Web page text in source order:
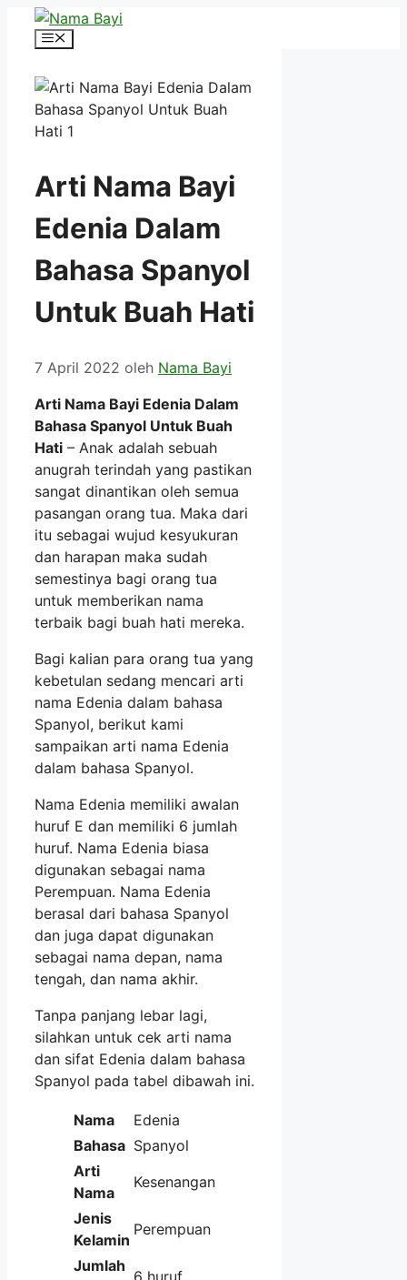
Langsung
Menu
Arti Nama Bayi
Edenia Dalam
Bahasa Spanyol
Untuk Buah Hati
7 April 2022 oleh Nama Bayi
Arti Nama Bayi Edenia Dalam
Bahasa Spanyol Untuk Buah
Hati – Anak adalah sebuah
anugrah terindah yang pastikan
sangat dinantikan oleh semua
pasangan orang tua. Maka dari
itu sebagai wujud kesyukuran
dan harapan maka sudah
semestinya bagi orang tua
untuk memberikan nama
terbaik bagi buah hati mereka.
Bagi kalian para orang tua yang
kebetulan sedang mencari arti
nama Edenia dalam bahasa
Spanyol, berikut kami
sampaikan arti nama Edenia
dalam bahasa Spanyol.
Nama Edenia memiliki awalan
huruf E dan memiliki 6 jumlah
huruf. Nama Edenia biasa
digunakan sebagai nama
Perempuan. Nama Edenia
berasal dari bahasa Spanyol
dan juga dapat digunakan
sebagai nama depan, nama
tengah, dan nama akhir.
Tanpa panjang lebar lagi,
silahkan untuk cek arti nama
dan sifat Edenia dalam bahasa
Spanyol pada tabel dibawah ini.
Nama
Edenia
Bahasa Spanyol
Arti
Nama
Kesenangan
Jenis
Kelamin
Perempuan
Jumlah
6 huruf